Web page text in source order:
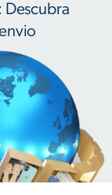
Descubra